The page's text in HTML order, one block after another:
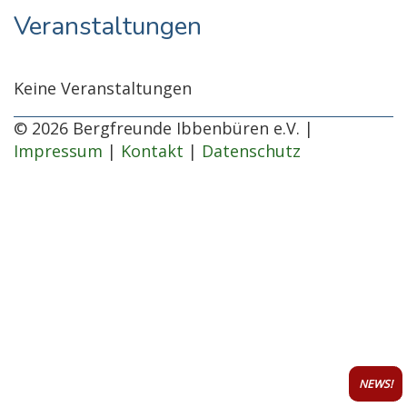
NEWS!
Veranstaltungen
Keine Veranstaltungen
© 2026 Bergfreunde Ibbenbüren e.V. |
Impressum | Kontakt | Datenschutz